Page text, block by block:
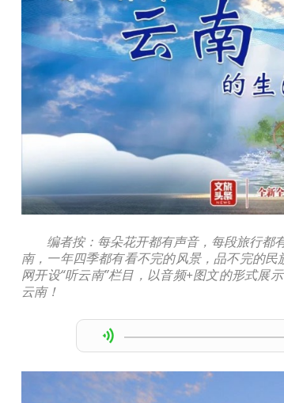
编者按：每朵花开都有声音，每段旅行都
南，一年四季都有看不完的风景，品不完的
网开设“听云南”栏目，以音频+图文的形式展
云南！